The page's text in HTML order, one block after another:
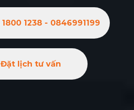
1800 1238 - 0846991199
Đặt lịch tư vấn